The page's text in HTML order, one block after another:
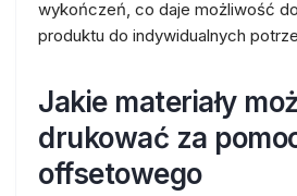
wykończeń, co daje możliwość
produktu do indywidualnych
Jakie materiały
drukować za
offsetowego